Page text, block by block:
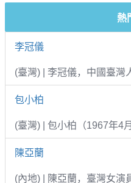
熱
李冠儀
(臺灣) | 李冠儀，中國臺灣
包小柏
(臺灣) | 包小柏（1967年4
陳亞蘭
(內地) | 陳亞蘭，臺灣女演